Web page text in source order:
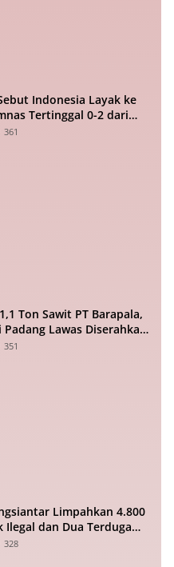
Indonesia Layak ke
Tertinggal 0-2 dari
ASEAN
361
Ton Sawit PT Barapala,
Lawas Diserahkan
351
Limpahkan 4.800
Ilegal dan Dua Terduga
328